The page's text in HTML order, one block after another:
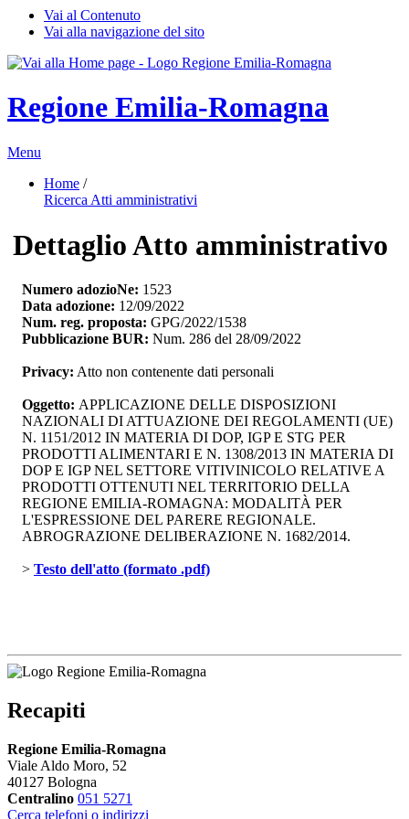
Vai al Contenuto
Vai alla navigazione del sito
Regione Emilia-Romagna
Menu
Home /
Ricerca Atti amministrativi
Dettaglio Atto amministrativo
Numero adozioNe: 1523
Data adozione: 12/09/2022
Num. reg. proposta: GPG/2022/1538
Pubblicazione BUR: Num. 286 del 28/09/2022
Privacy: Atto non contenente dati personali
Oggetto: APPLICAZIONE DELLE DISPOSIZIONI
NAZIONALI DI ATTUAZIONE DEI REGOLAMENTI (UE)
N. 1151/2012 IN MATERIA DI DOP, IGP E STG PER
PRODOTTI ALIMENTARI E N. 1308/2013 IN MATERIA DI
DOP E IGP NEL SETTORE VITIVINICOLO RELATIVE A
PRODOTTI OTTENUTI NEL TERRITORIO DELLA
REGIONE EMILIA-ROMAGNA: MODALITÀ PER
L'ESPRESSIONE DEL PARERE REGIONALE.
ABROGRAZIONE DELIBERAZIONE N. 1682/2014.
> Testo dell'atto (formato .pdf)
Recapiti
Regione Emilia-Romagna
Viale Aldo Moro, 52
40127 Bologna
Centralino 051 5271
Cerca telefoni o indirizzi